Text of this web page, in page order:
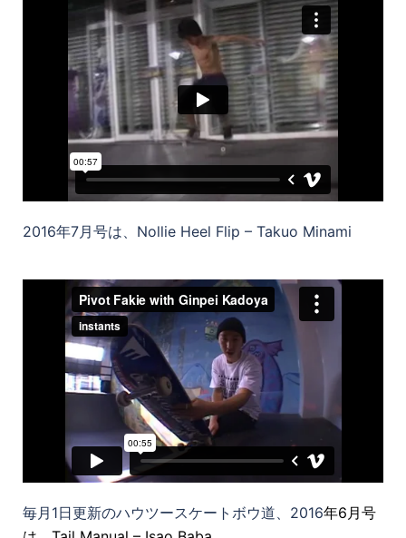
2016年7月号は、Nollie Heel Flip – Takuo Minami
毎月1日更新のハウツースケートボウ道、2016年6月号